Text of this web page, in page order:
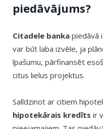
piedāvājums?
Citadele banka piedāvā
var būt laba izvēle, ja
īpašumu, pārfinansēt
citus lielus projektus.
Salīdzinot ar citiem
hipotekārais kredīts ir